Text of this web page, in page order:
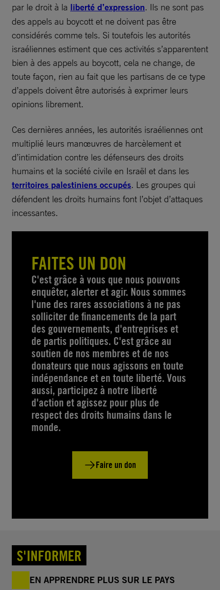
par le droit à la liberté d’expression. Ils ne sont pas
des appels au boycott et ne doivent pas être
considérés comme tels. Si toutefois les autorités
israéliennes estiment que ces activités s’apparentent
bien à des appels au boycott, cela ne change, de
toute façon, rien au fait que les partisans de ce type
d’appels doivent être autorisés à exprimer leurs
opinions librement.
Ces dernières années, les autorités israéliennes ont
multiplié leurs manœuvres de harcèlement et
d’intimidation contre les défenseurs des droits
humains et la société civile en Israël et dans les
territoires palestiniens occupés. Les groupes qui
défendent les droits humains font l’objet d’attaques
incessantes.
FAITES UN DON
C'est grâce à vous que nous pouvons
enquêter, alerter et agir. Nous sommes
l'une des rares associations à ne pas
solliciter de financements de la part
des gouvernements, d'entreprises et
de partis politiques. C'est grâce au
soutien de nos membres et de nos
donateurs que nous agissons en toute
indépendance et en toute liberté. Vous
aussi, participez à notre liberté
d'action et agissez pour plus de
respect des droits humains dans le
monde.
Faire un don
S'INFORMER
EN APPRENDRE PLUS SUR LE PAYS